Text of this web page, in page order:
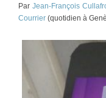
Par Jean-François
Courrier (quotidien à